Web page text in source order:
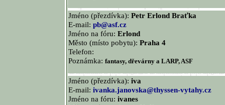
Jméno (přezdívka): Petr Erlond Braťka
E-mail: pb@asf.cz
Jméno na fóru: Erlond
Město (místo pobytu): Praha 4
Telefon:
Poznámka: fantasy, dřevárny a LARP, ASF
Jméno (přezdívka): iva
E-mail: ivanka.janovska@thyssen-vytahy.cz
Jméno na fóru: ivanes